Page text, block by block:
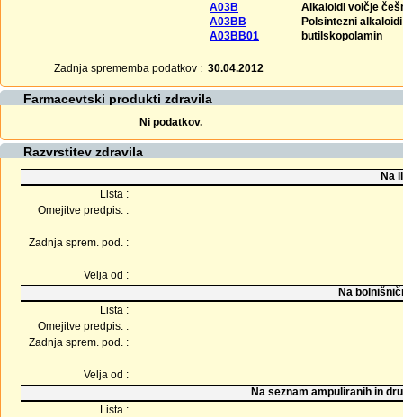
A03B
Alkaloidi volčje
A03BB
Polsintezni
A03BB01
butilskopolamin
Zadnja sprememba podatkov : 30.04.2012
Farmacevtski produkti zdravila
Ni podatkov.
Razvrstitev zdravila
Na
Lista :
Omejitve predpis. :
Zadnja sprem. pod. :
Velja od :
Na
Lista :
Omejitve predpis. :
Zadnja sprem. pod. :
Velja od :
Na seznam ampuliranih in
Lista :